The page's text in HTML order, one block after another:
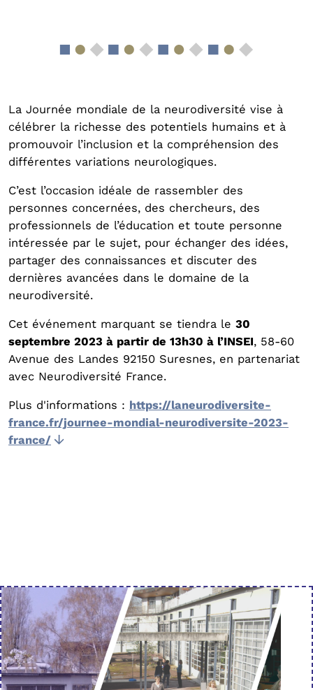
La Journée mondiale de la neurodiversité vise à
célébrer la richesse des potentiels humains et à
promouvoir l’inclusion et la compréhension des
différentes variations neurologiques.
C’est l’occasion idéale de rassembler des
personnes concernées, des chercheurs, des
professionnels de l’éducation et toute personne
intéressée par le sujet, pour échanger des idées,
partager des connaissances et discuter des
dernières avancées dans le domaine de la
neurodiversité.
Cet événement marquant se tiendra le 30
septembre 2023 à partir de 13h30 à l’INSEI, 58-60
Avenue des Landes 92150 Suresnes, en partenariat
avec Neurodiversité France.
Plus d'informations : https://laneurodiversite-
france.fr/journee-mondial-neurodiversite-2023-
france/